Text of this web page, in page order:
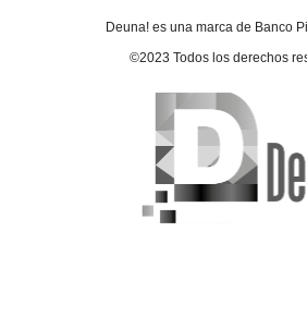
Deuna! es una marca de Banco
©2023 Todos los derechos